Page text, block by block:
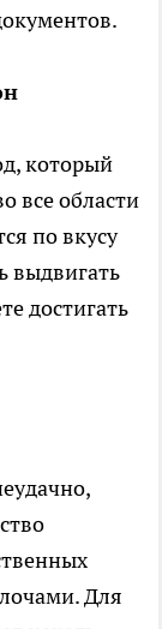
который
все области
по вкусу
выдвигать
достигать
Для